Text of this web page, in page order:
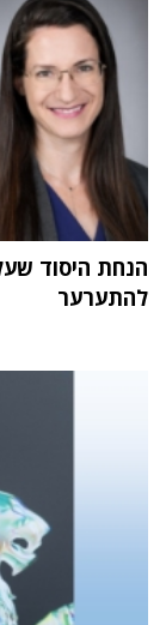
הנחת היסוד
להתערער